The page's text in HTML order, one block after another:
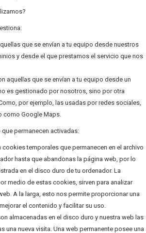
que se envían a tu equipo desde nuestros
y desde el que prestamos el servicio que nos
aquellas que se envían a tu equipo desde un
es gestionado por nosotros, sino por otra
por ejemplo, las usadas por redes sociales,
como Google Maps.
permanecen activadas:
temporales que permanecen en el archivo
hasta que abandonas la página web, por lo
en el disco duro de tu ordenador. La
medio de estas cookies, sirven para analizar
A la larga, esto nos permite proporcionar una
el contenido y facilitar su uso.
almacenadas en el disco duro y nuestra web las
una nueva visita. Una web permanente posee una